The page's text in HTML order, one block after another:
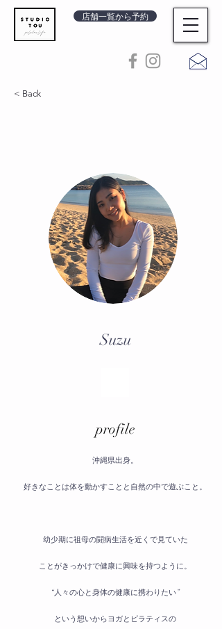
店舗一覧から予約
< Back
Suzu
​profile
沖縄県出身。
好きなことは体を動かすことと自然の中で遊ぶこと。
幼少期に祖母の闘病生活を近くで見ていた
ことがきっかけで健康に興味を持つように。
“人々の心と身体の健康に携わりたい”
という想いからヨガとピラティスの